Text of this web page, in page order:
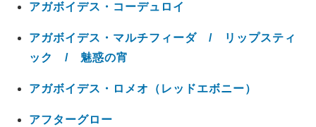
アガボイデス・コーデュロイ
アガボイデス・マルチフィーダ / リップスティ
ック / 魅惑の宵
アガボイデス・ロメオ（レッドエボニー）
アフターグロー